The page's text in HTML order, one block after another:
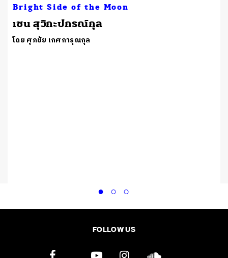
Bright Side of the Moon
เชน สุวิกะปกรณ์กุล
โดย ศุภชัย เกศการุณกุล
FOLLOW US